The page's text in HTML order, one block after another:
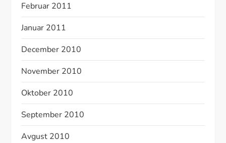
Februar 2011
Januar 2011
December 2010
November 2010
Oktober 2010
September 2010
Avgust 2010